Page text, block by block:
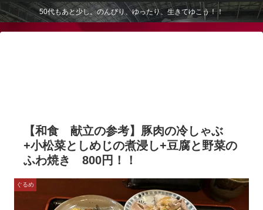
50代もあと少し。のんびり、ゆったり、生きてゆこう！！
【和食 献立の参考】豚肉の冷しゃぶ
+小松菜としめじの煮浸し+豆腐と野菜の
ふわ焼き 800円！！
ぐるめ